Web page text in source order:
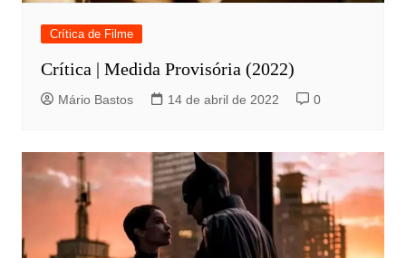
Crítica de Filme
Crítica | Medida Provisória (2022)
Mário Bastos 14 de abril de 2022 0